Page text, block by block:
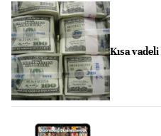
Kısa